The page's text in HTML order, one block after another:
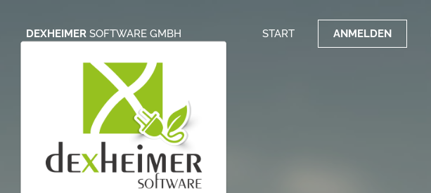
DEXHEIMER SOFTWARE GMBH START ANMELDEN